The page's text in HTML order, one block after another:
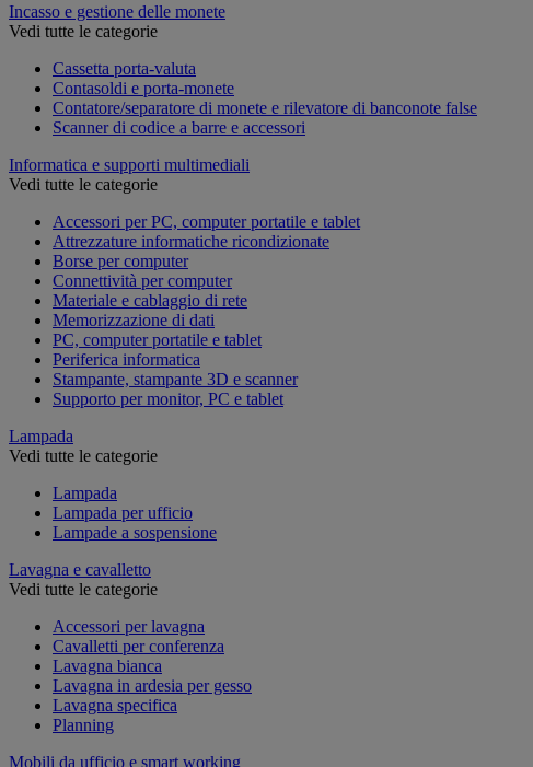
Incasso e gestione delle monete
Vedi tutte le categorie
Cassetta porta-valuta
Contasoldi e porta-monete
Contatore/separatore di monete e rilevatore di banconote false
Scanner di codice a barre e accessori
Informatica e supporti multimediali
Vedi tutte le categorie
Accessori per PC, computer portatile e tablet
Attrezzature informatiche ricondizionate
Borse per computer
Connettività per computer
Materiale e cablaggio di rete
Memorizzazione di dati
PC, computer portatile e tablet
Periferica informatica
Stampante, stampante 3D e scanner
Supporto per monitor, PC e tablet
Lampada
Vedi tutte le categorie
Lampada
Lampada per ufficio
Lampade a sospensione
Lavagna e cavalletto
Vedi tutte le categorie
Accessori per lavagna
Cavalletti per conferenza
Lavagna bianca
Lavagna in ardesia per gesso
Lavagna specifica
Planning
Mobili da ufficio e smart working